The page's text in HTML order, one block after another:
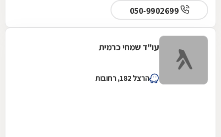
עו"ד שמחי כרמית
הרצל 182, רחובות